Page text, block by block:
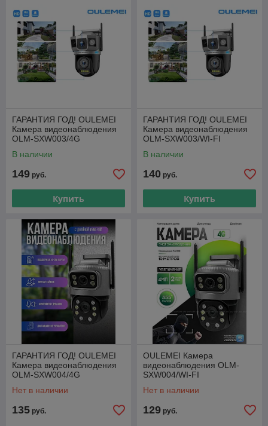
ГАРАНТИЯ ГОД! OULEMEI
Камера видеонаблюдения
OLM-SXW003/4G
В наличии
149 руб.
Купить
ГАРАНТИЯ ГОД! OULEMEI
Камера видеонаблюдения
OLM-SXW003/WI-FI
В наличии
140 руб.
Купить
ГАРАНТИЯ ГОД! OULEMEI
Камера видеонаблюдения
OLM-SXW004/4G
Нет в наличии
135 руб.
OULEMEI Камера
видеонаблюдения OLM-
SXW004/WI-FI
Нет в наличии
129 руб.